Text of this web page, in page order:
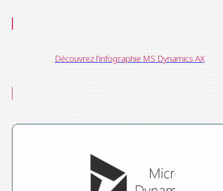
Découvrez l’infographie MS Dynamics AX